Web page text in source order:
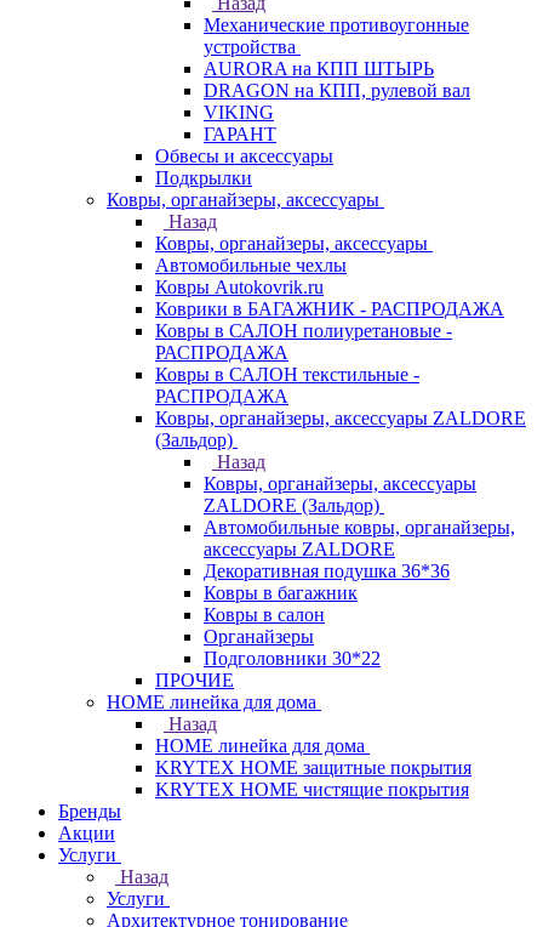
Механические противоугонные
устройства
AURORA на КПП ШТЫРЬ
DRAGON на КПП, рулевой вал
VIKING
ГАРАНТ
Обвесы и аксессуары
Подкрылки
Ковры, органайзеры, аксессуары
Назад
Ковры, органайзеры, аксессуары
Автомобильные чехлы
Ковры Autokovrik.ru
Коврики в БАГАЖНИК - РАСПРОДАЖА
Ковры в САЛОН полиуретановые -
РАСПРОДАЖА
Ковры в САЛОН текстильные -
РАСПРОДАЖА
Ковры, органайзеры, аксессуары ZALDORE
(Зальдор)
Назад
Ковры, органайзеры, аксессуары
ZALDORE (Зальдор)
Автомобильные ковры, органайзеры,
аксессуары ZALDORE
Декоративная подушка 36*36
Ковры в багажник
Ковры в салон
Органайзеры
Подголовники 30*22
ПРОЧИЕ
HOME линейка для дома
Назад
HOME линейка для дома
KRYTEX HOME защитные покрытия
KRYTEX HOME чистящие покрытия
Бренды
Акции
Услуги
Назад
Услуги
Архитектурное тонирование